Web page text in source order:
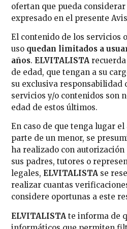
ofertan que pueda
expresado en el presente
El contenido de los servicios
uso quedan limitados a
años. ELVITALISTA
de edad, que tengan a su
su exclusiva responsabilidad
servicios y/o contenidos son
edad de estos últimos.
En caso de que tenga lugar
parte de un menor, se
ha realizado con
sus padres, tutores o
legales, ELVITALISTA se
realizar cuantas
considere oportunas a este
ELVITALISTA te informa de